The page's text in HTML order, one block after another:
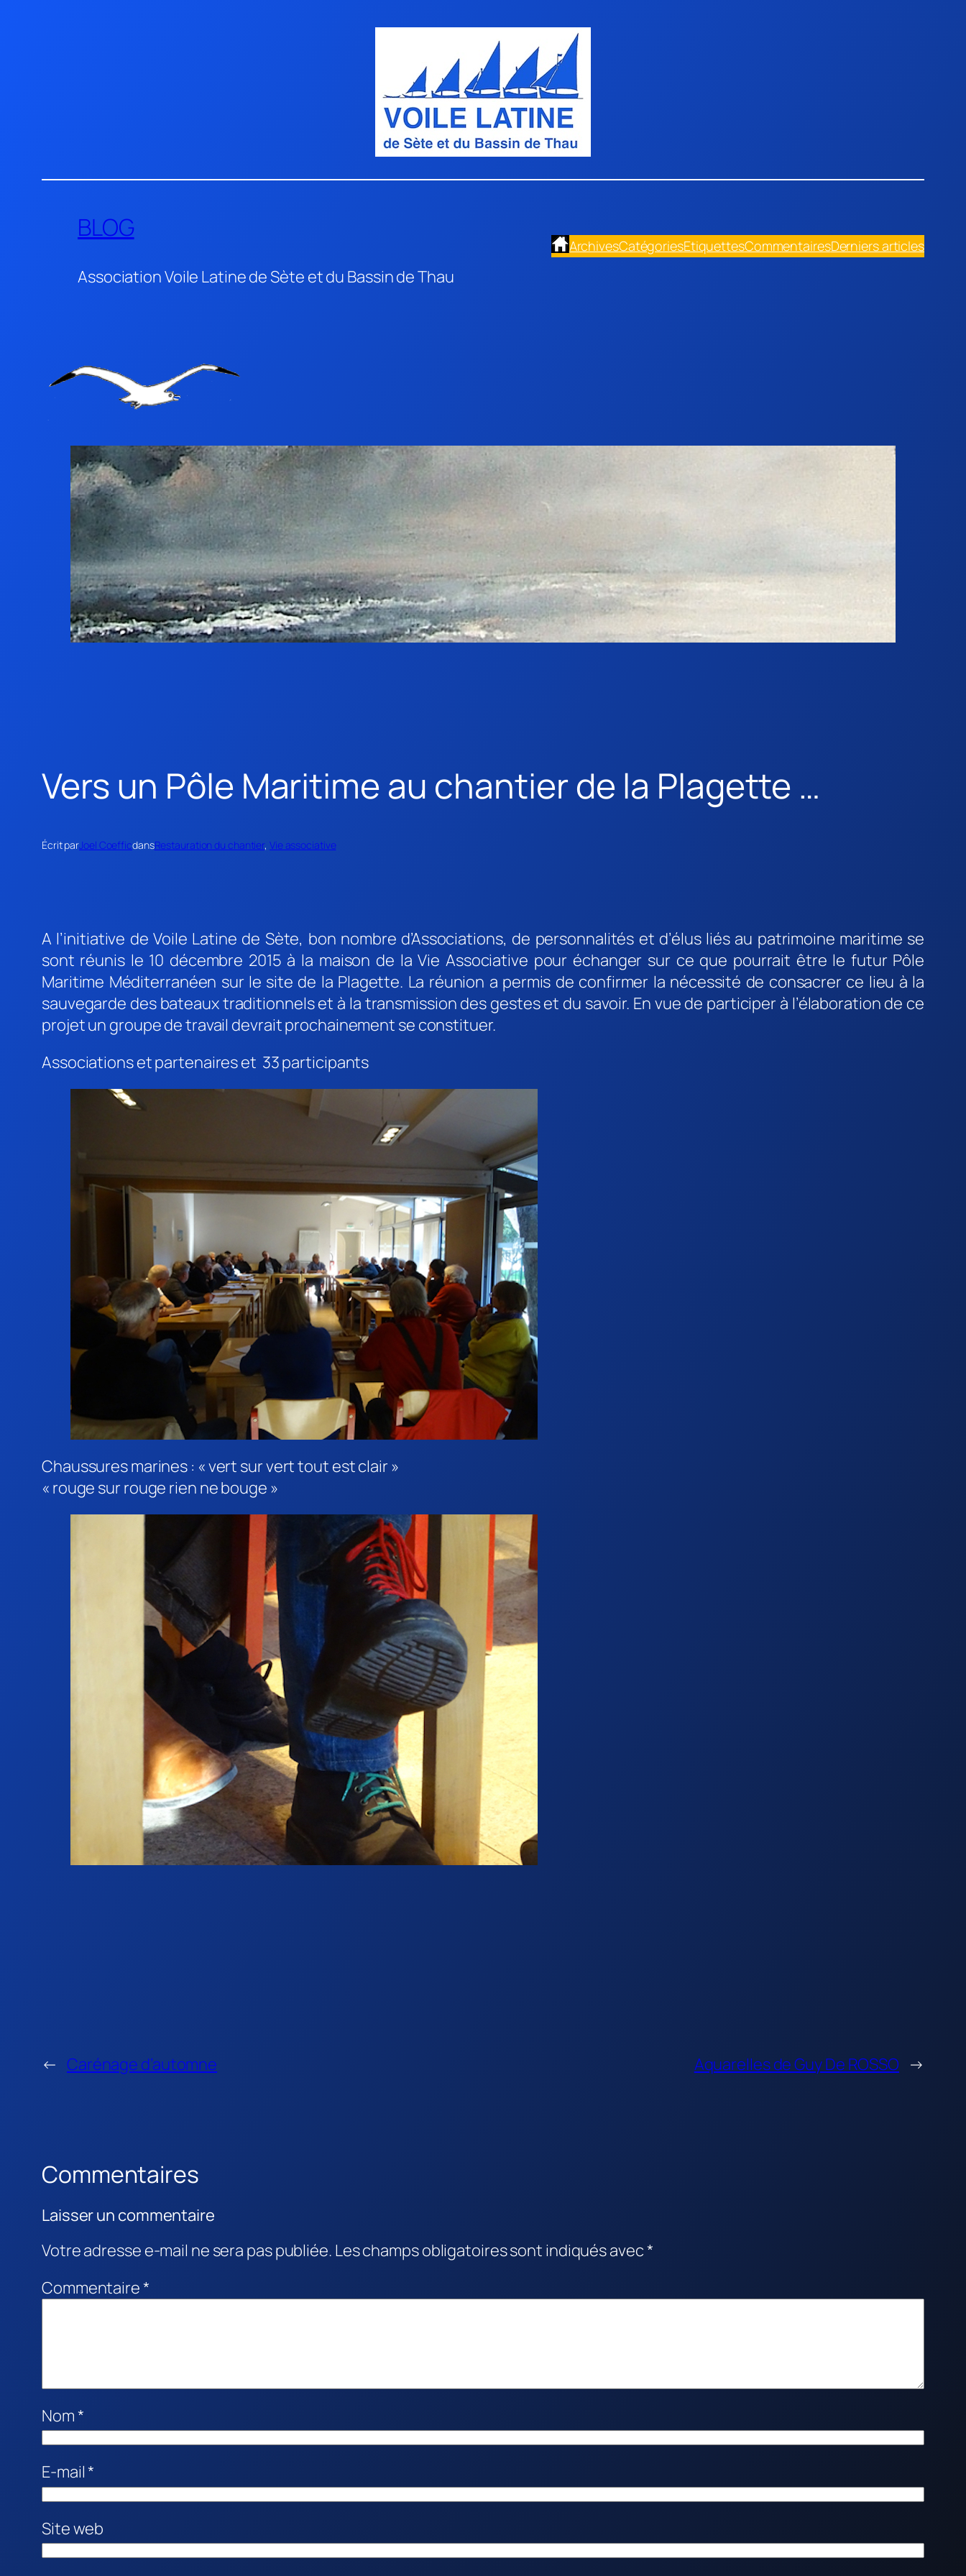
BLOG
Association Voile Latine de Sète et du Bassin de Thau
ArchivesCatégoriesEtiquettesCommentairesDerniers articles
Vers un Pôle Maritime au chantier de la Plagette …
Écrit parJoel CoefficdansRestauration du chantier, Vie associative
A l’initiative de Voile Latine de Sète, bon nombre d’Associations, de personnalités et d’élus liés au patrimoine maritime se
sont réunis le 10 décembre 2015 à la maison de la Vie Associative pour échanger sur ce que pourrait être le futur Pôle
Maritime Méditerranéen sur le site de la Plagette. La réunion a permis de confirmer la nécessité de consacrer ce lieu à la
sauvegarde des bateaux traditionnels et à la transmission des gestes et du savoir. En vue de participer à l’élaboration de ce
projet un groupe de travail devrait prochainement se constituer.
Associations et partenaires et 33 participants
Chaussures marines : « vert sur vert tout est clair »
« rouge sur rouge rien ne bouge »
← Carénage d’automne Aquarelles de Guy De ROSSO →
Commentaires
Laisser un commentaire
Votre adresse e-mail ne sera pas publiée. Les champs obligatoires sont indiqués avec*
Commentaire*
Nom*
E-mail*
Site web